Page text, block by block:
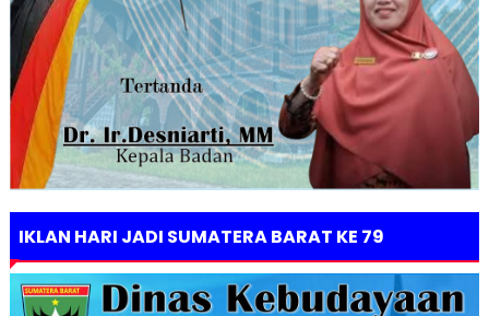
IKLAN HARI JADI SUMATERA BARAT KE 79